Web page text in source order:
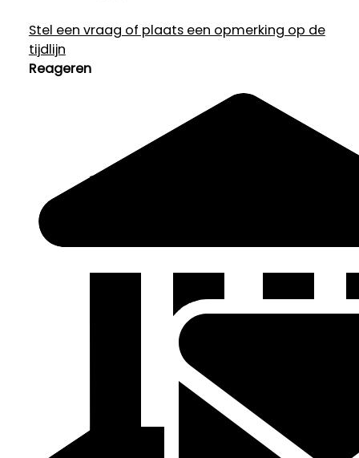
Stel een vraag of plaats een opmerking op de
tijdlijn
Reageren